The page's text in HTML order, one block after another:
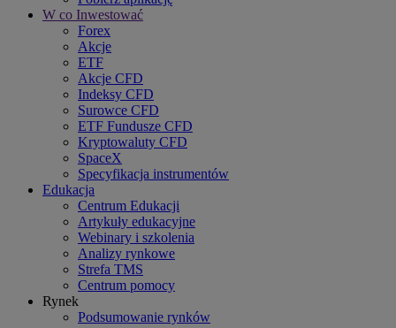
W co Inwestować
Forex
Akcje
ETF
Akcje CFD
Indeksy CFD
Surowce CFD
ETF Fundusze CFD
Kryptowaluty CFD
SpaceX
Specyfikacja instrumentów
Edukacja
Centrum Edukacji
Artykuły edukacyjne
Webinary i szkolenia
Analizy rynkowe
Strefa TMS
Centrum pomocy
Rynek
Podsumowanie rynków